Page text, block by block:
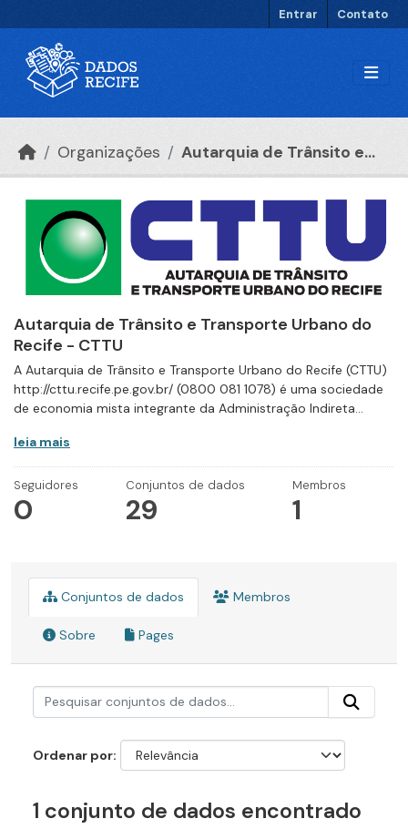
Entrar Contato
Organizações Autarquia de Trânsito e...
Autarquia de Trânsito e Transporte Urbano do
Recife - CTTU
A Autarquia de Trânsito e Transporte Urbano do Recife (CTTU)
http://cttu.recife.pe.gov.br/ (0800 081 1078) é uma sociedade
de economia mista integrante da Administração Indireta...
leia mais
Seguidores
0
Conjuntos de dados
29
Membros
1
Conjuntos de dados Membros
Sobre Pages
Ordenar por
1 conjunto de dados encontrado